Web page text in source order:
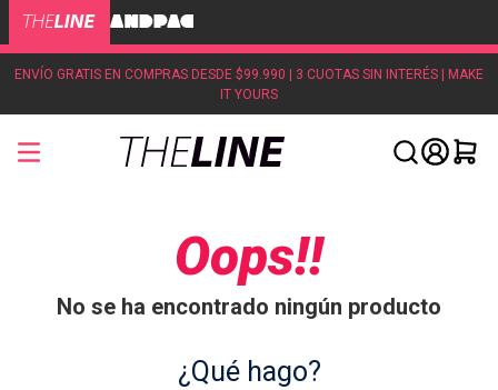
ENVÍO GRATIS EN COMPRAS DESDE $99.990 | 3 CUOTAS SIN INTERÉS | MAKE
IT YOURS
Oops!!
No se ha encontrado ningún producto
¿Qué hago?